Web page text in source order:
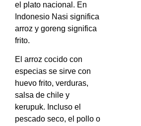
el plato nacional. En
Indonesio Nasi significa
arroz y goreng significa
frito.
El arroz cocido con
especias se sirve con
huevo frito, verduras,
salsa de chile y
kerupuk. Incluso el
pescado seco, el pollo o